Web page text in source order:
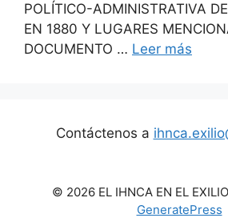
POLÍTICO-ADMINISTRATIVA
EN 1880 Y LUGARES
DOCUMENTO … Leer más
Contáctenos a
© 2026 EL IHNCA EN EL EXILIO
GeneratePress